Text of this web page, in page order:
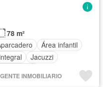
78 m²
Área infantil
Jacuzzi
INMOBILIARIO